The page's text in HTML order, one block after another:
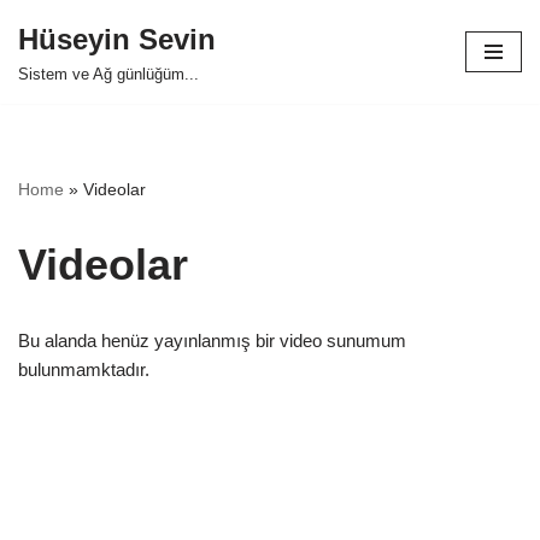
Skip
Hüseyin Sevin
Sistem ve Ağ günlüğüm...
Home » Videolar
Videolar
Bu alanda henüz yayınlanmış bir video sunumum
bulunmamktadır.